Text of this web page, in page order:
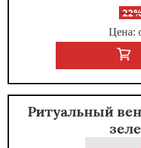
-
Цена:
Ритуальный